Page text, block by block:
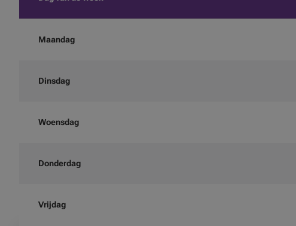
Maandag
Dinsdag
Woensdag
Donderdag
Vrijdag